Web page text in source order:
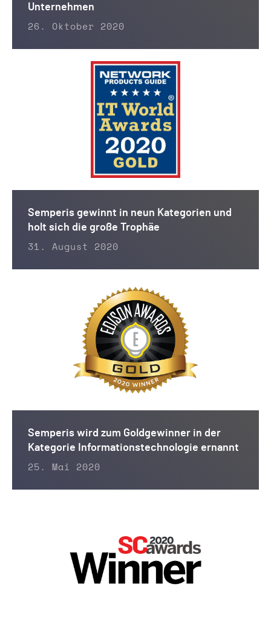
Unternehmen
26. Oktober 2020
Semperis gewinnt in neun Kategorien und
holt sich die große Trophäe
31. August 2020
Semperis wird zum Goldgewinner in der
Kategorie Informationstechnologie ernannt
25. Mai 2020